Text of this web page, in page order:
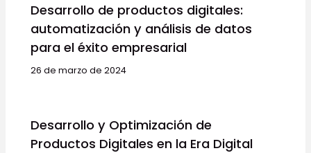
Desarrollo de productos digitales:
automatización y análisis de datos
para el éxito empresarial
26 de marzo de 2024
Desarrollo y Optimización de
Productos Digitales en la Era Digital